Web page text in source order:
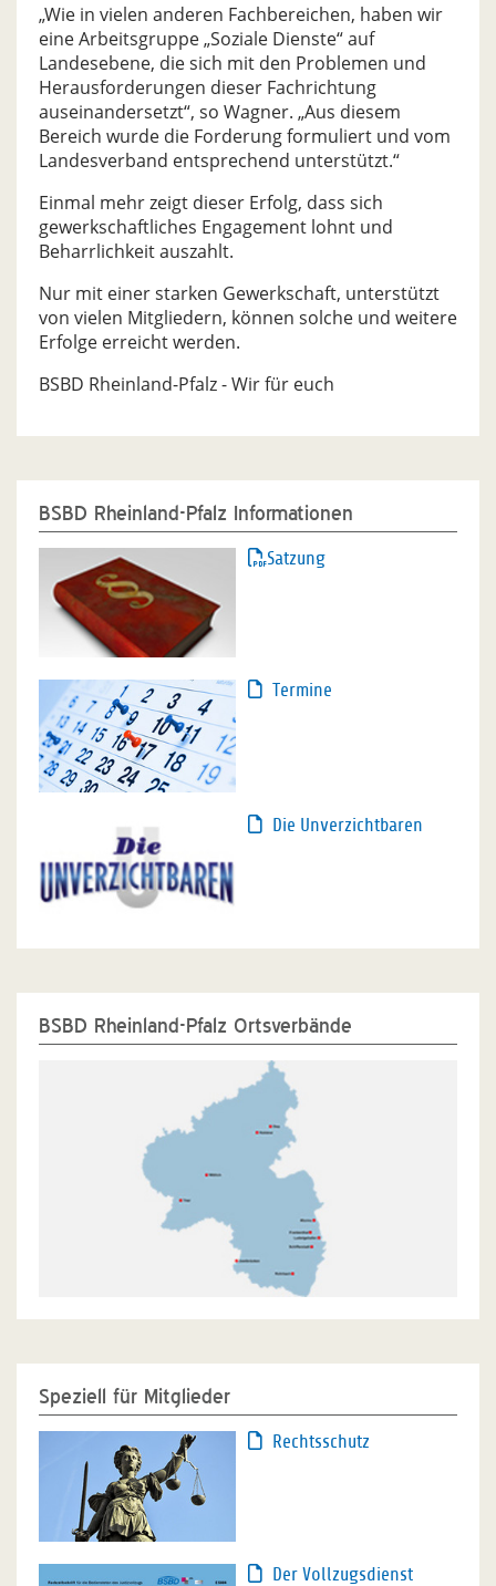
„Wie in vielen anderen Fachbereichen, haben wir
eine Arbeitsgruppe „Soziale Dienste“ auf
Landesebene, die sich mit den Problemen und
Herausforderungen dieser Fachrichtung
auseinandersetzt“, so Wagner. „Aus diesem
Bereich wurde die Forderung formuliert und vom
Landesverband entsprechend unterstützt.“
Einmal mehr zeigt dieser Erfolg, dass sich
gewerkschaftliches Engagement lohnt und
Beharrlichkeit auszahlt.
Nur mit einer starken Gewerkschaft, unterstützt
von vielen Mitgliedern, können solche und weitere
Erfolge erreicht werden.
BSBD Rheinland-Pfalz - Wir für euch
BSBD Rheinland-Pfalz Informationen
Satzung
Termine
Die Unverzichtbaren
BSBD Rheinland-Pfalz Ortsverbände
Speziell für Mitglieder
Rechtsschutz
Der Vollzugsdienst